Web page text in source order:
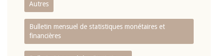
Autres
Bulletin mensuel de statistiques monétaires et
financières